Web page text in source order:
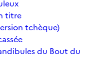
titre
tchèque)
du Bout du